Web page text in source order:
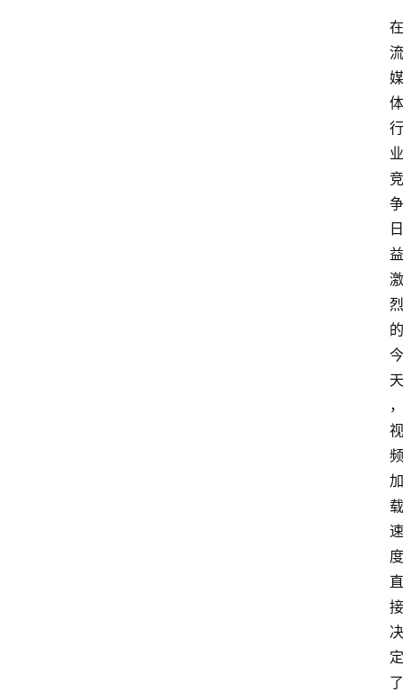
在
流
媒
体
行
业
竞
争
日
益
激
烈
的
今
天
，
视
频
加
载
速
度
直
接
决
定
了